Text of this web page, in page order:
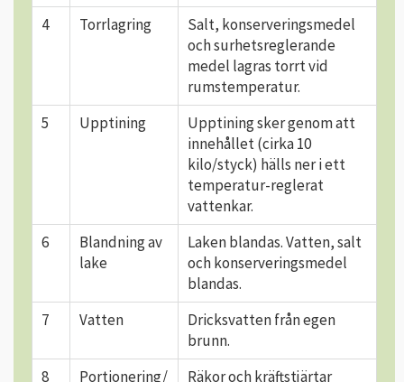
4
Torrlagring
Salt, konserveringsmedel
och surhetsreglerande
medel lagras torrt vid
rumstemperatur.
5
Upptining
Upptining sker genom att
innehållet (cirka 10
kilo/styck) hälls ner i ett
temperatur-reglerat
vattenkar.
6
Blandning av
lake
Laken blandas. Vatten, salt
och konserveringsmedel
blandas.
7
Vatten
Dricksvatten från egen
brunn.
8
Portionering/ Räkor och kräftstjärtar